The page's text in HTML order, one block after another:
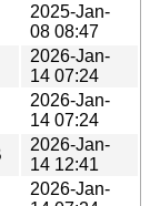
2025-Jan-
08 08:47
2026-Jan-
14 07:24
2026-Jan-
14 07:24
2026-Jan-
14 12:41
2026-Jan-